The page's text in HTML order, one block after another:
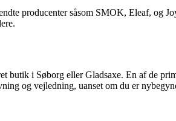
producenter såsom SMOK, Eleaf, og
i Søborg eller Gladsaxe. En af de
og vejledning, uanset om du er